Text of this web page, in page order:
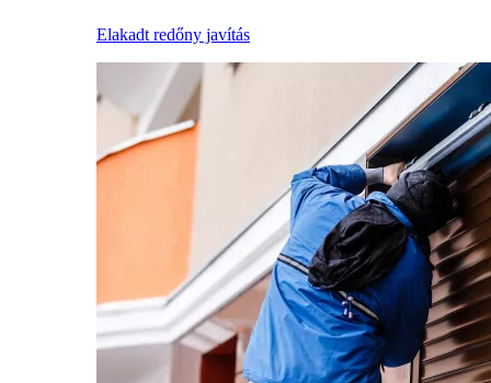
Elakadt redőny javítás